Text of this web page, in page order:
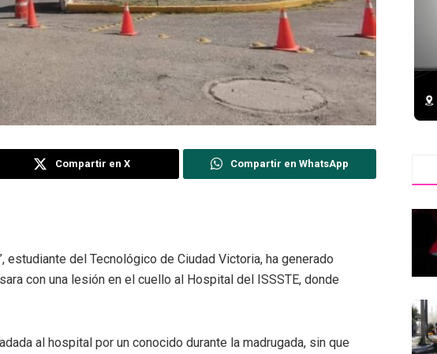
Compartir en X Compartir en WhatsApp
estudiante del Tecnológico de Ciudad Victoria, ha generado
con una lesión en el cuello al Hospital del ISSSTE, donde
al hospital por un conocido durante la madrugada, sin que